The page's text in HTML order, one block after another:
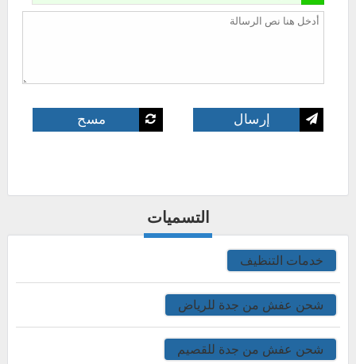
التسميات
خدمات التنظيف
شحن عفش من جدة للرياض
شحن عفش من جدة للقصيم